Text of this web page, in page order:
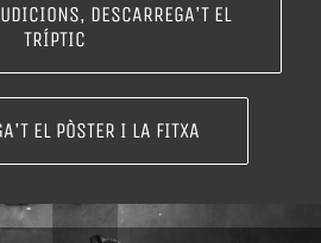
DESCARREGA’T EL
TRÍPTIC
EL PÒSTER I LA FITXA